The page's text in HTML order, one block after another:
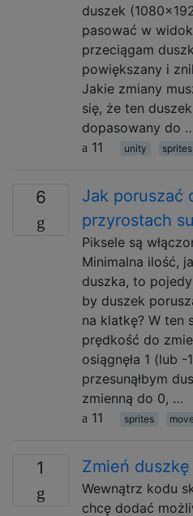
duszek
pasować w
przeciągam
powiększany i
Jakie zmiany
się, że ten
dopasowany do
11
unity sprites
6
Jak poruszać
przyrostach
Piksele są
Minimalna ilość,
duszka, to
by duszek
na klatkę? W ten
prędkość do
osiągnęła 1 (lub
przesunąłbym
zmienną do 0, …
11
sprites
1 Zmień
Wewnątrz kodu
chcę dodać